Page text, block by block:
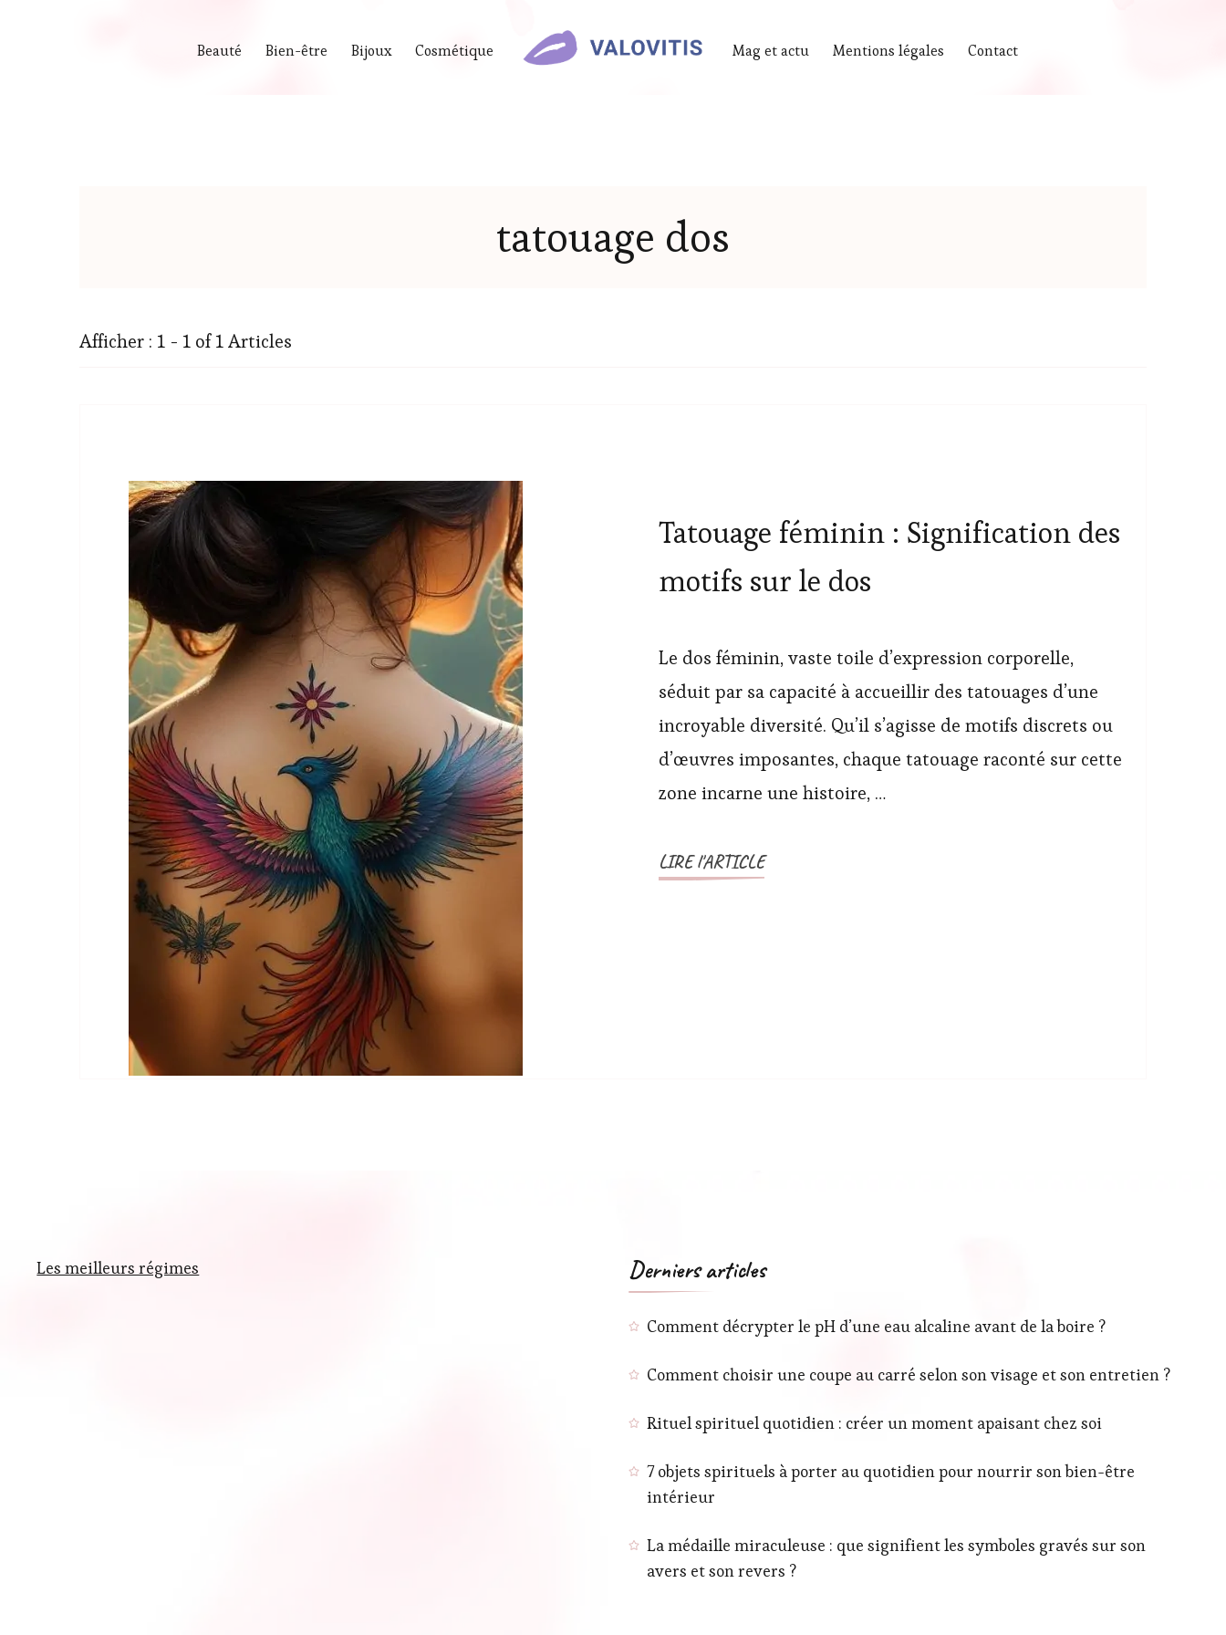
Beauté Bien-être Bijoux Cosmétique Mag et actu Mentions légales Contact
tatouage dos
Afficher : 1 - 1 of 1 Articles
Tatouage féminin : Signification des
motifs sur le dos
Le dos féminin, vaste toile d’expression corporelle,
séduit par sa capacité à accueillir des tatouages d’une
incroyable diversité. Qu’il s’agisse de motifs discrets ou
d’œuvres imposantes, chaque tatouage raconté sur cette
zone incarne une histoire, …
LIRE l'ARTICLE
Les meilleurs régimes Derniers articles
Comment décrypter le pH d’une eau alcaline avant de la boire ?
Comment choisir une coupe au carré selon son visage et son entretien ?
Rituel spirituel quotidien : créer un moment apaisant chez soi
7 objets spirituels à porter au quotidien pour nourrir son bien-être
intérieur
La médaille miraculeuse : que signifient les symboles gravés sur son
avers et son revers ?